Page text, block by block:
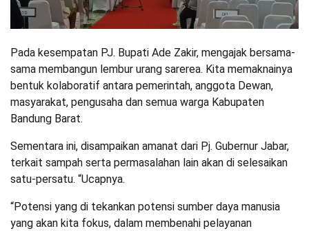
Pada kesempatan PJ. Bupati Ade Zakir, mengajak bersama-
sama membangun lembur urang sarerea. Kita memaknainya
bentuk kolaboratif antara pemerintah, anggota Dewan,
masyarakat, pengusaha dan semua warga Kabupaten
Bandung Barat.
Sementara ini, disampaikan amanat dari Pj. Gubernur Jabar,
terkait sampah serta permasalahan lain akan di selesaikan
satu-persatu. “Ucapnya.
“Potensi yang di tekankan potensi sumber daya manusia
yang akan kita fokus, dalam membenahi pelayanan